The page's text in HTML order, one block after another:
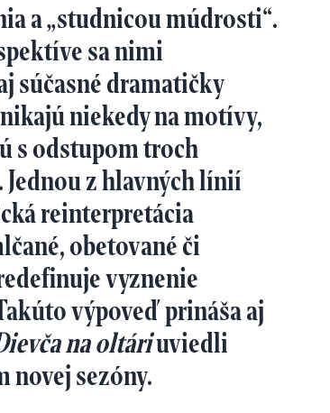
a „studnicou múdrosti“.
sa nimi
súčasné dramatičky
niekedy na motívy,
s odstupom troch
z hlavných línií
reinterpretácia
obetované či
vyznenie
výpoveď prináša aj
na oltáriuviedli
novej sezóny.